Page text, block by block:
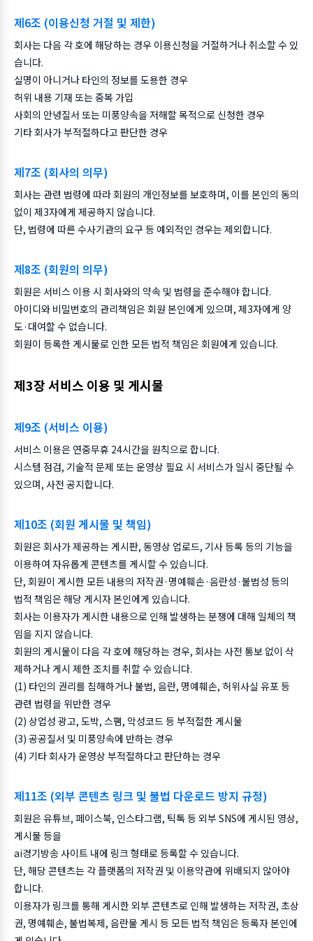
제6조 (이용신청 거절 및 제한)
회사는 다음 각 호에 해당하는 경우 이용신청을 거절하거나 취소할 수 있
습니다.
실명이 아니거나 타인의 정보를 도용한 경우
허위 내용 기재 또는 중복 가입
사회의 안녕질서 또는 미풍양속을 저해할 목적으로 신청한 경우
기타 회사가 부적절하다고 판단한 경우
제7조 (회사의 의무)
회사는 관련 법령에 따라 회원의 개인정보를 보호하며, 이를 본인의 동의
없이 제3자에게 제공하지 않습니다.
단, 법령에 따른 수사기관의 요구 등 예외적인 경우는 제외합니다.
제8조 (회원의 의무)
회원은 서비스 이용 시 회사와의 약속 및 법령을 준수해야 합니다.
아이디와 비밀번호의 관리책임은 회원 본인에게 있으며, 제3자에게 양
도·대여할 수 없습니다.
회원이 등록한 게시물로 인한 모든 법적 책임은 회원에게 있습니다.
제3장 서비스 이용 및 게시물
제9조 (서비스 이용)
서비스 이용은 연중무휴 24시간을 원칙으로 합니다.
시스템 점검, 기술적 문제 또는 운영상 필요 시 서비스가 일시 중단될 수
있으며, 사전 공지합니다.
제10조 (회원 게시물 및 책임)
회원은 회사가 제공하는 게시판, 동영상 업로드, 기사 등록 등의 기능을
이용하여 자유롭게 콘텐츠를 게시할 수 있습니다.
단, 회원이 게시한 모든 내용의 저작권·명예훼손·음란성·불법성 등의
법적 책임은 해당 게시자 본인에게 있습니다.
회사는 이용자가 게시한 내용으로 인해 발생하는 분쟁에 대해 일체의 책
임을 지지 않습니다.
회원의 게시물이 다음 각 호에 해당하는 경우, 회사는 사전 통보 없이 삭
제하거나 게시 제한 조치를 취할 수 있습니다.
(1) 타인의 권리를 침해하거나 불법, 음란, 명예훼손, 허위사실 유포 등
관련 법령을 위반한 경우
(2) 상업성 광고, 도박, 스팸, 악성코드 등 부적절한 게시물
(3) 공공질서 및 미풍양속에 반하는 경우
(4) 기타 회사가 운영상 부적절하다고 판단하는 경우
제11조 (외부 콘텐츠 링크 및 불법 다운로드 방지 규정)
회원은 유튜브, 페이스북, 인스타그램, 틱톡 등 외부 SNS에 게시된 영상,
게시물 등을
ai경기방송 사이트 내에 링크 형태로 등록할 수 있습니다.
단, 해당 콘텐츠는 각 플랫폼의 저작권 및 이용약관에 위배되지 않아야
합니다.
이용자가 링크를 통해 게시한 외부 콘텐츠로 인해 발생하는 저작권, 초상
권, 명예훼손, 불법복제, 음란물 게시 등 모든 법적 책임은 등록자 본인에